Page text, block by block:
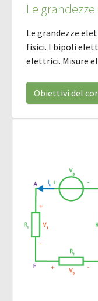
Le
Le grandezze
fisici. I bipoli
elettrici. Misure
Obiettivi del